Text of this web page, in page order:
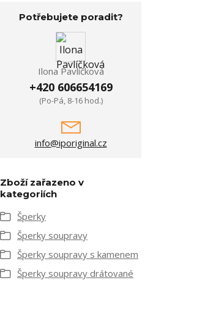
Potřebujete poradit?
Ilona Pavlíčková
+420 606654169
(Po-Pá, 8-16 hod.)
info@iporiginal.cz
Zboží zařazeno v
kategoriích
Šperky
Šperky soupravy
Šperky soupravy s kamenem
Šperky soupravy drátované